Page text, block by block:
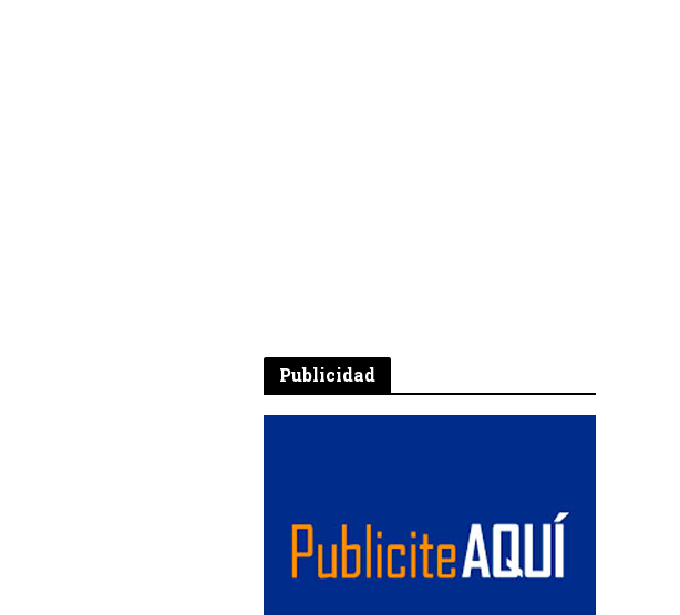
Publicidad